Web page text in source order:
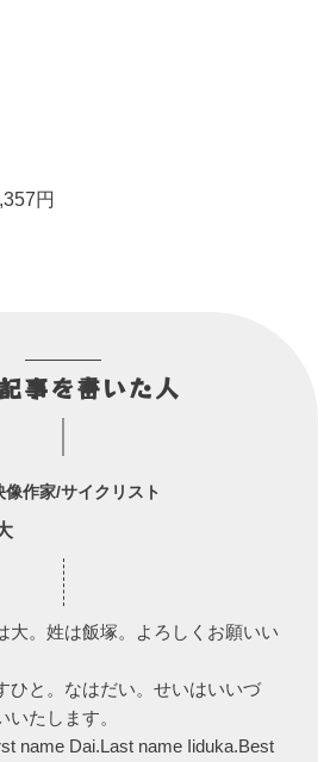
円
事を書いた人
像作家/サイクリスト
大。姓は飯塚。よろしくお願いい
ひと。なはだい。せいはいいづ
たします。
name Dai.Last name Iiduka.Best